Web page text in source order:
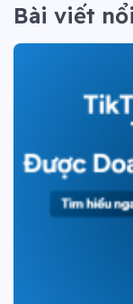
Bài viết